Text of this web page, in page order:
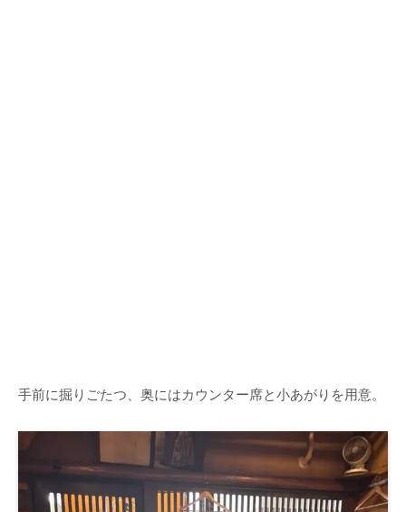
手前に掘りごたつ、奥にはカウンター席と小あがりを用意。